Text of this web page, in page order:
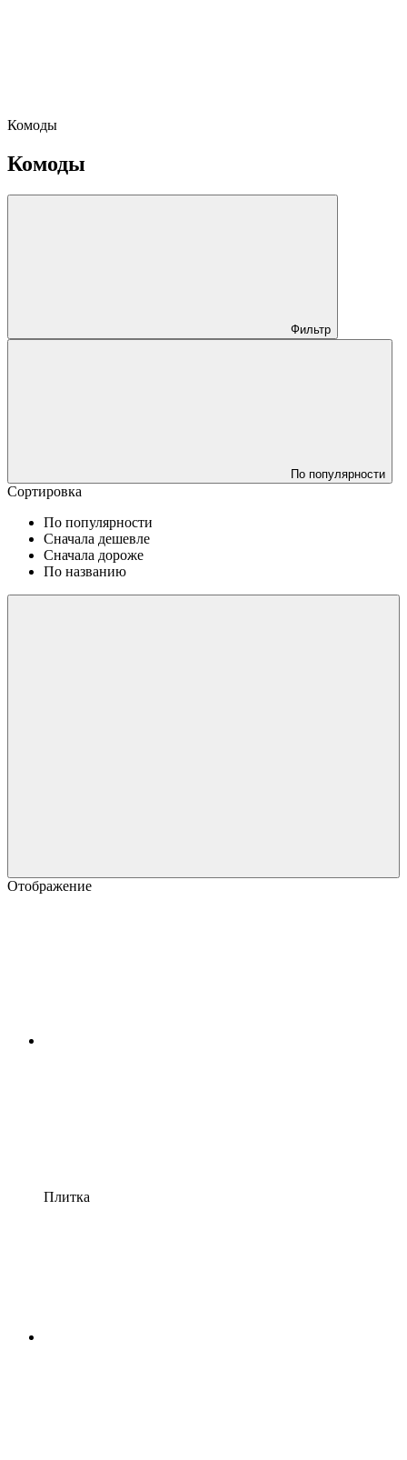
Комоды
Комоды
Фильтр
По популярности
Сортировка
По популярности
Сначала дешевле
Сначала дороже
По названию
Отображение
Плитка